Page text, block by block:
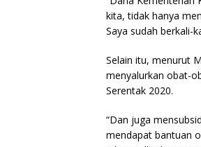
kita, tidak hanya
Saya sudah berkali-
Selain itu, menurut
menyalurkan obat-
Serentak 2020.
“Dan juga
mendapat bantuan